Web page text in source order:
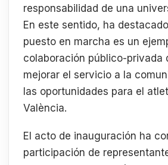
responsabilidad de una
En este sentido, ha
puesto en marcha es un
colaboración público-privada
mejorar el servicio a la
las oportunidades para el
València.
El acto de inauguración ha
participación de